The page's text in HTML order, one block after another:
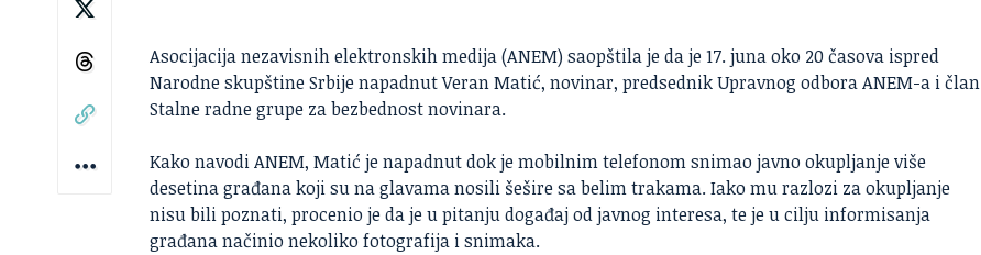
Asocijacija nezavisnih elektronskih medija (ANEM) saopštila je da je 17. juna oko 20 časova ispred
Narodne skupštine Srbije napadnutVeran Matić, novinar, predsednik Upravnog odbora ANEM-a i član
Stalne radne grupe za bezbednost novinara.
Kako navodi ANEM, Matić je napadnut dok je mobilnim telefonom snimao javno okupljanje više
desetina građana koji su na glavama nosili šešire sa belim trakama. Iako mu razlozi za okupljanje
nisu bili poznati, procenio je da je u pitanju događaj od javnog interesa, te je u cilju informisanja
građana načinio nekoliko fotografija i snimaka.